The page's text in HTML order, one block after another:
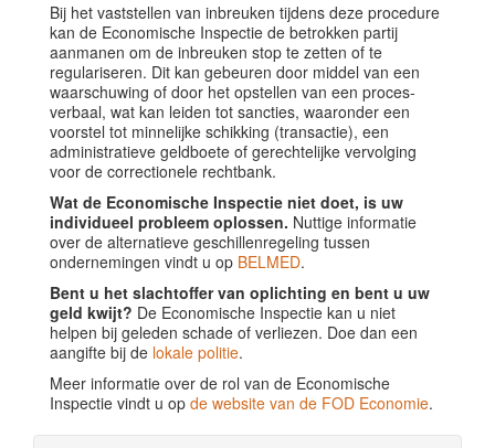
Bij het vaststellen van inbreuken tijdens deze procedure
kan de Economische Inspectie de betrokken partij
aanmanen om de inbreuken stop te zetten of te
regulariseren. Dit kan gebeuren door middel van een
waarschuwing of door het opstellen van een proces-
verbaal, wat kan leiden tot sancties, waaronder een
voorstel tot minnelijke schikking (transactie), een
administratieve geldboete of gerechtelijke vervolging
voor de correctionele rechtbank.
Wat de Economische Inspectie niet doet, is uw
individueel probleem oplossen. Nuttige informatie
over de alternatieve geschillenregeling tussen
ondernemingen vindt u op BELMED.
Bent u het slachtoffer van oplichting en bent u uw
geld kwijt? De Economische Inspectie kan u niet
helpen bij geleden schade of verliezen. Doe dan een
aangifte bij de lokale politie.
Meer informatie over de rol van de Economische
Inspectie vindt u op de website van de FOD Economie.